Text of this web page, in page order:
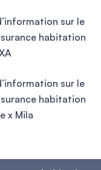
sur le
habitation
sur le
habitation
x Mila